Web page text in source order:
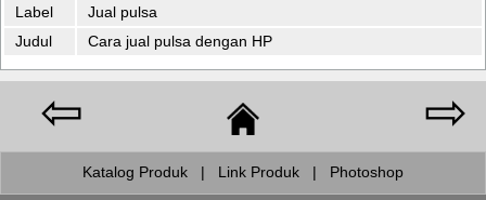
Label
Jual pulsa
Judul
Cara jual pulsa dengan HP
⇦ ⇨
Katalog Produk | Link Produk | Photoshop